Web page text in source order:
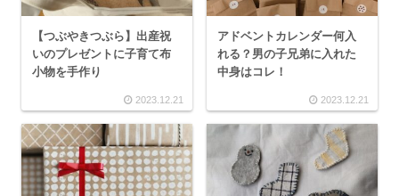
【つぶやきつぶら】出産祝
いのプレゼントに子育て布
小物を手作り
2023.12.21
アドベントカレンダー何入
れる？男の子兄弟に入れた
中身はコレ！
2023.12.21